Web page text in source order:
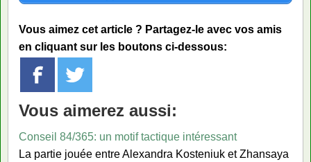
Vous aimez cet article ? Partagez-le avec vos amis
en cliquant sur les boutons ci-dessous:
Vous aimerez aussi:
Conseil 84/365: un motif tactique intéressant
La partie jouée entre Alexandra Kosteniuk et Zhansaya